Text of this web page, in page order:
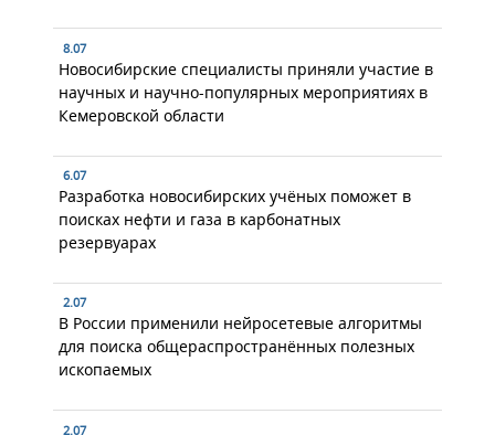
8.07
Новосибирские специалисты приняли участие в
научных и научно-популярных мероприятиях в
Кемеровской области
6.07
Разработка новосибирских учёных поможет в
поисках нефти и газа в карбонатных
резервуарах
2.07
В России применили нейросетевые алгоритмы
для поиска общераспространённых полезных
ископаемых
2.07